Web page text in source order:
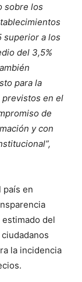
sobre los
superior a los
del 3,5%
para la
previstos en el
de
y con
país en
del
la incidencia